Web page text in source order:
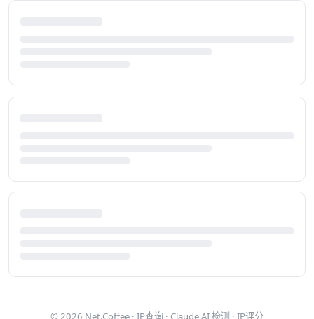
© 2026 Net.Coffee · IP查询 · Claude AI 检测 · IP评分